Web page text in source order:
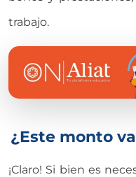
trabajo.
¿Este monto
¡Claro! Si bien es